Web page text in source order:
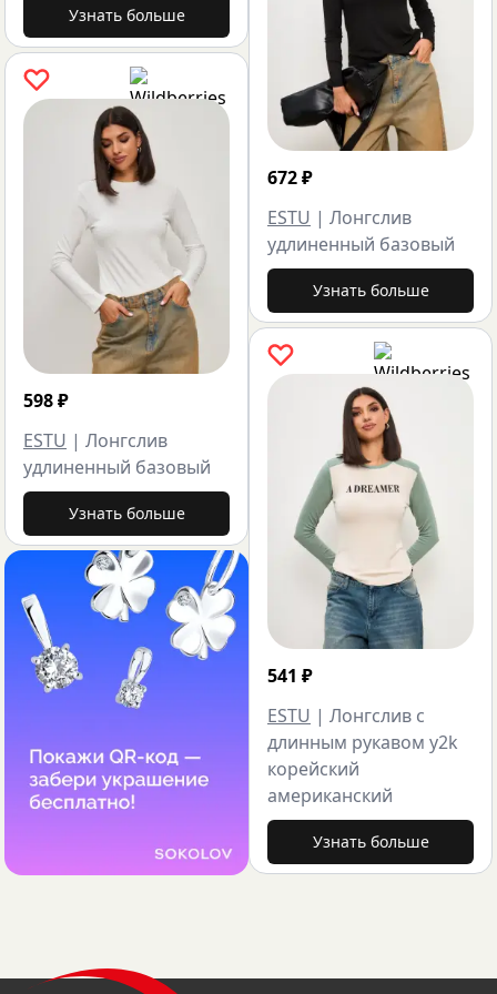
Узнать больше
598₽
ESTU | Лонгслив
удлиненный базовый
Узнать больше
672₽
ESTU | Лонгслив
удлиненный базовый
Узнать больше
541 ₽
ESTU | Лонгслив с
длинным рукавом y2k
корейский
американский
Узнать больше